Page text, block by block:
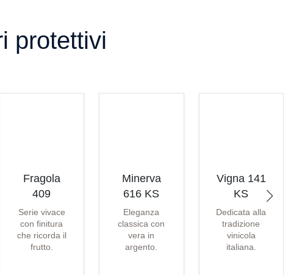
protettivi
Fragola
409
Serie vivace
con finitura
che ricorda il
frutto.
Minerva
616 KS
Eleganza
classica con
vera in
argento.
Vigna 141
KS
Dedicata alla
tradizione
vinicola
italiana.